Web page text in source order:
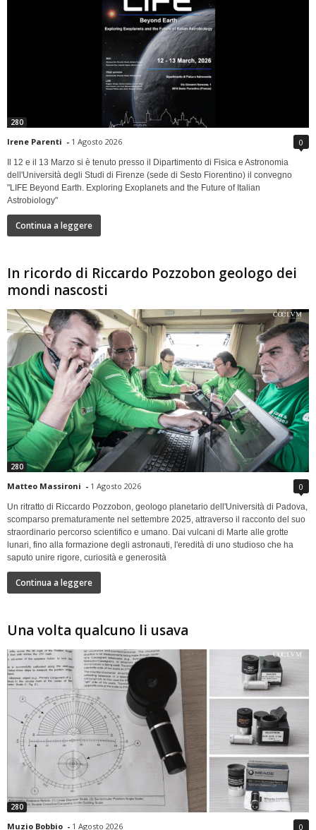
280
Irene Parenti - 1 Agosto 2026 0
Il 12 e il 13 Marzo si è tenuto presso il Dipartimento di Fisica e Astronomia
dell'Università degli Studi di Firenze (sede di Sesto Fiorentino) il convegno
"LIFE Beyond Earth. Exploring Exoplanets and the Future of Italian
Astrobiology"
Continua a leggere
In ricordo di Riccardo Pozzobon geologo dei
mondi nascosti
280
Matteo Massironi - 1 Agosto 2026 0
Un ritratto di Riccardo Pozzobon, geologo planetario dell'Università di Padova,
scomparso prematuramente nel settembre 2025, attraverso il racconto del suo
straordinario percorso scientifico e umano. Dai vulcani di Marte alle grotte
lunari, fino alla formazione degli astronauti, l'eredità di uno studioso che ha
saputo unire rigore, curiosità e generosità
Continua a leggere
Una volta qualcuno li usava
280
Muzio Bobbio - 1 Agosto 2026 0